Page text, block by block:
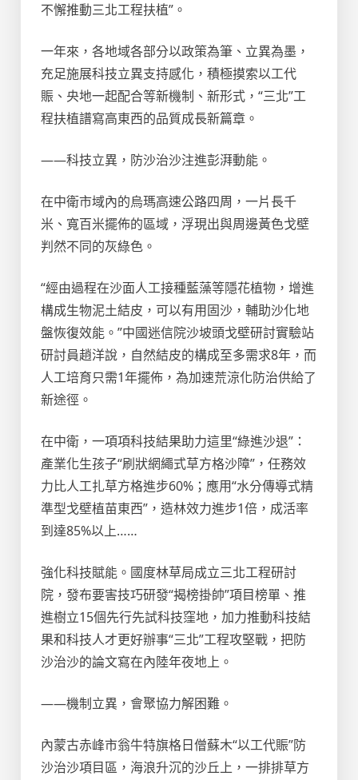
不懈推動三北工程扶植”。
一年來，各地域各部分以政策為筆、立異為墨，
充足施展科技立異支持感化，積極摸索以工代
賑、央地一起配合等新機制、新形式，“三北”工
程扶植譜寫高東西的品質成長新篇章。
——科技立異，防沙治沙注進彭湃動能。
在中衛市域內的烏瑪高速公路四周，一片長千
米、寬百米擺佈的區域，浮現出與周邊黃色戈壁
判然不同的灰綠色。
“經由過程在沙面人工接種藍藻等隱花植物，增進
構成生物泥土結皮，可以有用固沙，輔助沙化地
盤恢復效能。”中國迷信院沙坡頭戈壁研討實驗站
研討員趙洋說，自然結皮的構成至多需求8年，而
人工培育只需1年擺佈，為加速荒涼化防治供給了
新途徑。
在中衛，一項項科技結果助力這里“綠進沙退”：
產業化生孩子“刷狀網繩式草方格沙障”，任務效
力比人工扎草方格進步60%；應用“水分傳導式精
準型戈壁植苗東西”，造林效力進步1倍，成活率
到達85%以上……
強化科技賦能。國度林草局成立三北工程研討
院，發布要害技巧研發“揭榜掛帥”項目榜單、推
進樹立15個先行先試科技窪地，加力推動科技結
果和科技人才更好辦事“三北”工程攻堅戰，把防
沙治沙的論文寫在內陸年夜地上。
——機制立異，會聚協力解困難。
內蒙古赤峰市翁牛特旗格日僧蘇木“以工代賑”防
沙治沙項目區，海浪升沉的沙丘上，一排排草方